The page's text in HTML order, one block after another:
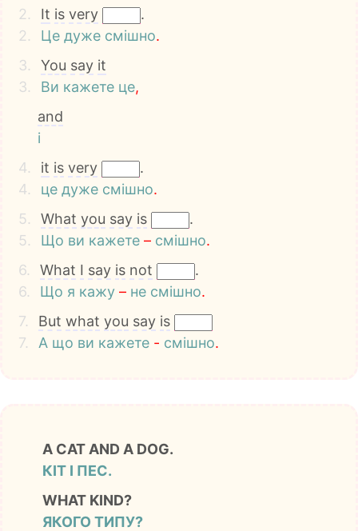
2.
It is very
.
2.
Це дуже смішно.
3.
You say it
3.
Ви кажете це,
and
і
4.
it is very
.
4.
це дуже смішно.
5.
What you say is
.
5.
Що ви кажете – смішно.
6.
What I say is not
.
6.
Що я кажу – не смішно.
7.
But what you say is
7.
А що ви кажете - смішно.
A CAT AND A DOG.
КІТ І ПЕС.
WHAT KIND?
ЯКОГО ТИПУ?